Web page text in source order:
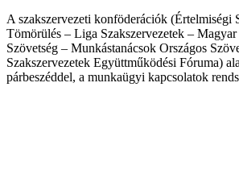
A szakszervezeti konföderációk (Értelmiségi
Tömörülés – Liga Szakszervezetek – Magyar
Szövetség – Munkástanácsok Országos
Szakszervezetek Együttműködési Fóruma)
párbeszéddel, a munkaügyi kapcsolatok